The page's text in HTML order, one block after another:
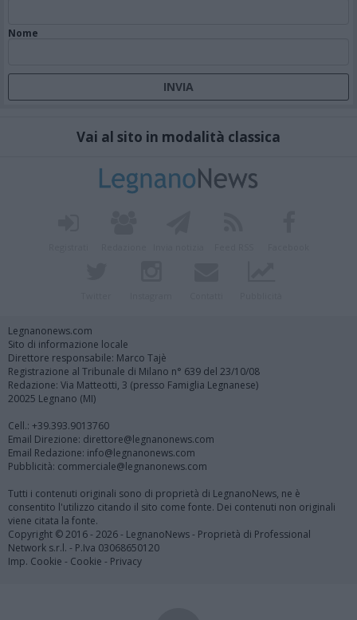
Nome
Vai al sito in modalità classica
Legnanonews.com
Sito di informazione locale
Direttore responsabile: Marco Tajè
Registrazione al Tribunale di Milano n° 639 del 23/10/08
Redazione: Via Matteotti, 3 (presso Famiglia Legnanese)
20025 Legnano (MI)
Cell.: +39.393.9013760
Email Direzione: direttore@legnanonews.com
Email Redazione: info@legnanonews.com
Pubblicità: commerciale@legnanonews.com
Tutti i contenuti originali sono di proprietà di LegnanoNews, ne è
consentito l'utilizzo citando il sito come fonte. Dei contenuti non originali
viene citata la fonte.
Copyright © 2016 - 2026 - LegnanoNews - Proprietà di Professional
Network s.r.l. - P.Iva 03068650120
Imp. Cookie - Cookie - Privacy